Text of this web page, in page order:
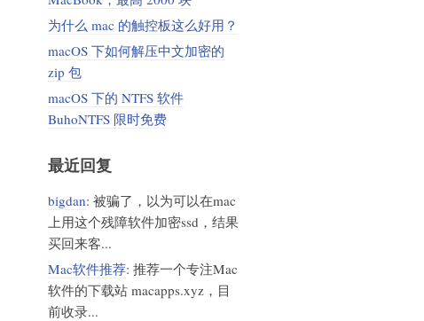
为什么 mac 的触控板这么好用？
macOS 下如何解压中文加密的
zip 包
macOS 下的 NTFS 软件
BuhoNTFS 限时免费
最近回复
bigdan: 被骗了，以为可以在mac
上用这个残障软件加密ssd，结果
买回来客...
Mac软件推荐: 推荐一个专注Mac
软件的下载站 macapps.xyz，目
前收录...